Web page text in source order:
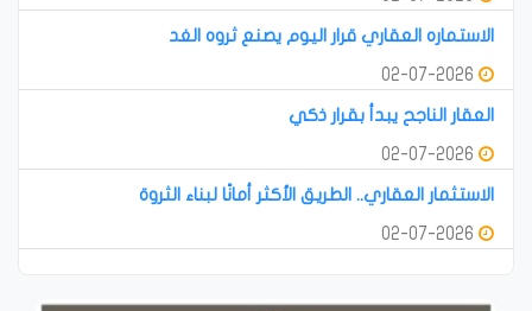
الاستماره العقاري قرار اليوم يصنع ثروه الغد
العقار الناجح يبدأ بقرار ذكي
الاستثمار العقاري.. الطريق الأكثر أمانًا لبناء الثروة